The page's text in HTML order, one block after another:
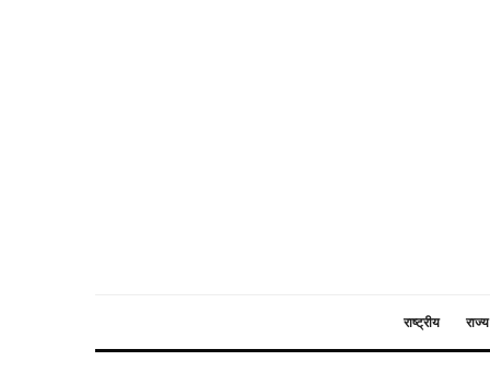
राष्ट्रीय राज्य